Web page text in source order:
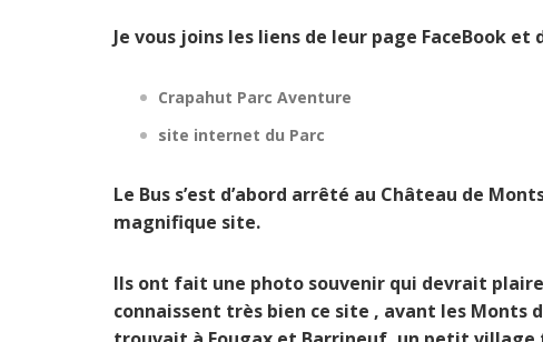
Je vous joins les liens de leur page FaceBook
Crapahut Parc Aventure
site internet du Parc
Le Bus s’est d’abord arrêté au Château de
magnifique site.
Ils ont fait une photo souvenir qui devrait plaire
connaissent très bien ce site , avant les Monts